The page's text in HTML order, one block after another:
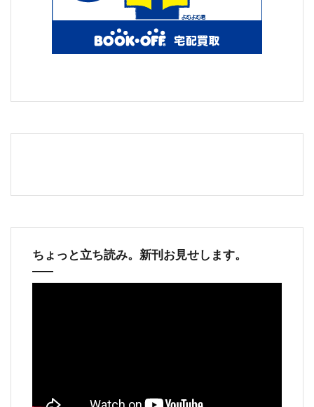
ちょっと立ち読み。新刊お見せします。